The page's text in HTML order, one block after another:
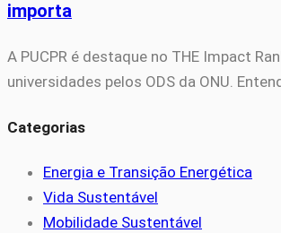
importa
A PUCPR é destaque no THE Impact
universidades pelos ODS da ONU.
Categorias
Energia e Transição Energética
Vida Sustentável
Mobilidade Sustentável